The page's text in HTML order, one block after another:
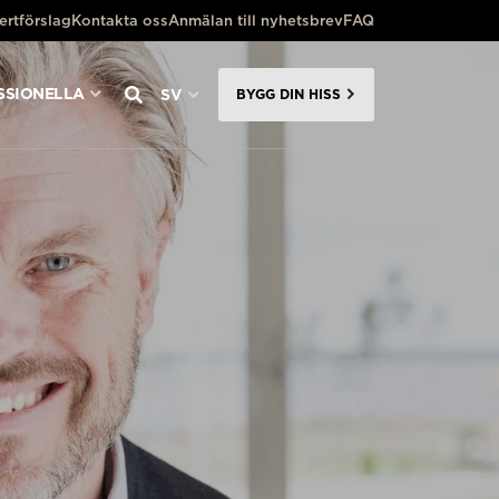
Kontakta ossAnmälan till nyhetsbrevFAQ
SV BYGG DIN HISS